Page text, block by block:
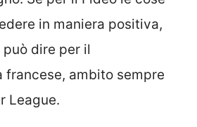
in maniera positiva,
dire per il
francese, ambito sempre
League.